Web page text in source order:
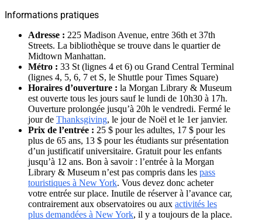
Informations pratiques
Adresse : 225 Madison Avenue, entre 36th et 37th
Streets. La bibliothèque se trouve dans le quartier de
Midtown Manhattan.
Métro : 33 St (lignes 4 et 6) ou Grand Central Terminal
(lignes 4, 5, 6, 7 et S, le Shuttle pour Times Square)
Horaires d’ouverture : la Morgan Library & Museum
est ouverte tous les jours sauf le lundi de 10h30 à 17h.
Ouverture prolongée jusqu’à 20h le vendredi. Fermé le
jour de Thanksgiving, le jour de Noël et le 1er janvier.
Prix de l’entrée : 25 $ pour les adultes, 17 $ pour les
plus de 65 ans, 13 $ pour les étudiants sur présentation
d’un justificatif universitaire. Gratuit pour les enfants
jusqu’à 12 ans. Bon à savoir : l’entrée à la Morgan
Library & Museum n’est pas compris dans les pass
touristiques à New York. Vous devez donc acheter
votre entrée sur place. Inutile de réserver à l’avance car,
contrairement aux observatoires ou aux activités les
plus demandées à New York, il y a toujours de la place.